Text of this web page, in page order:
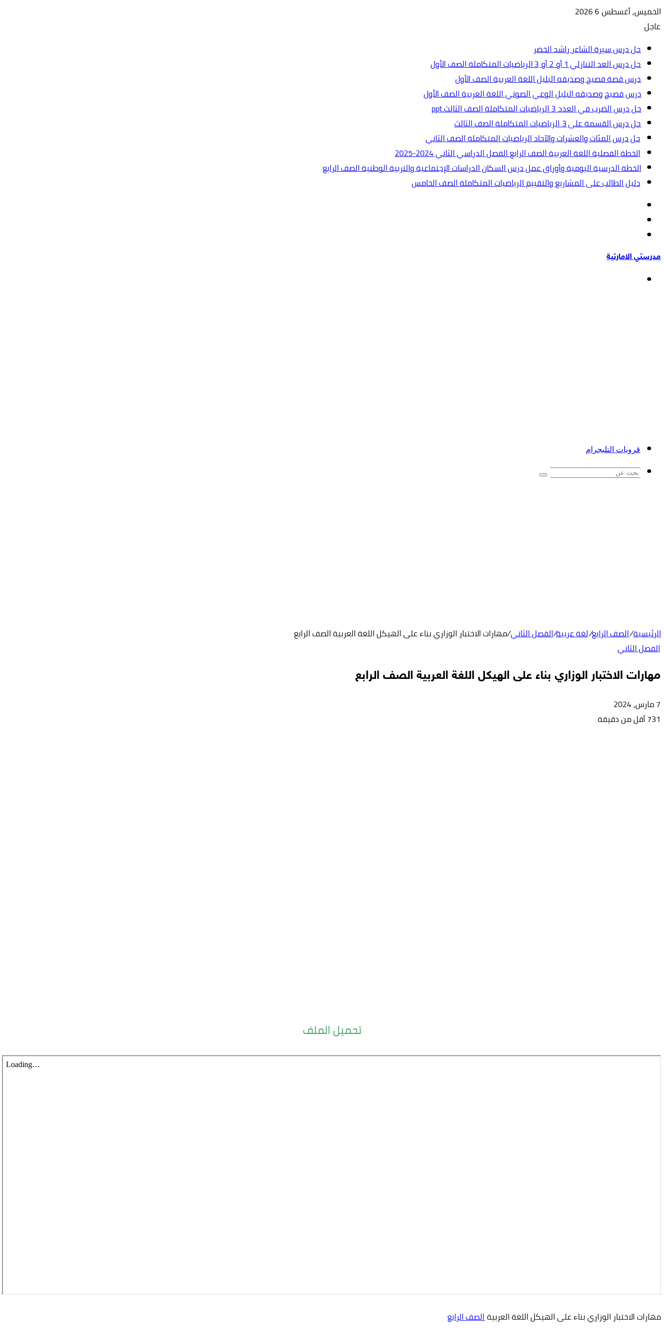
الخميس, أغسطس 6 2026
عاجل
حل درس سيرة الشاعر راشد الخضر
حل درس العد التنازلي 1 أو 2 أو 3 الرياضيات المتكاملة الصف الأول
درس قصة فصيح وصديقه البلبل اللغة العربية الصف الأول
درس فصيح وصديقه البلبل الوعي الصوتي اللغة العربية الصف الأول
حل درس الضرب في العدد 3 الرياضيات المتكاملة الصف الثالث.ppt
حل درس القسمة على 3 الرياضيات المتكاملة الصف الثالث
حل درس المئات والعشرات والآحاد الرياضيات المتكاملة الصف الثاني
الخطة الفصلية اللغة العربية الصف الرابع الفصل الدراسي الثاني 2024-2025
الخطة الدرسية اليومية وأوراق عمل درس السكان الدراسات الإجتماعية والتربية الوطنية الصف الرابع
دليل الطالب على المشاريع والتقييم الرياضيات المتكاملة الصف الخامس
عمود
جانبي
مدرستي الامارتية
قروبات التليجرام
بحث
الرئيسية/الصف الرابع/لغة عربية/الفصل الثاني/مهارات الاختبار الوزاري بناء على الهيكل اللغة العربية الصف الرابع
الفصل الثاني
مهارات الاختبار الوزاري بناء على الهيكل اللغة العربية الصف الرابع
7 مارس، 2024
731أقل من دقيقة
تحميل الملف
مهارات الاختبار الوزاري بناء على الهيكل اللغة العربيةالصف الرابع